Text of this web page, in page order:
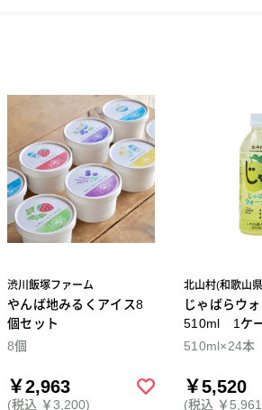
渋川飯塚ファーム
やんば地みるくアイス8
個セット
8個
￥2,963
(税込 ￥3,200)
北山村(和歌山
じゃばらウ
510ml 1ケ
510ml×24本
￥5,520
(税込 ￥